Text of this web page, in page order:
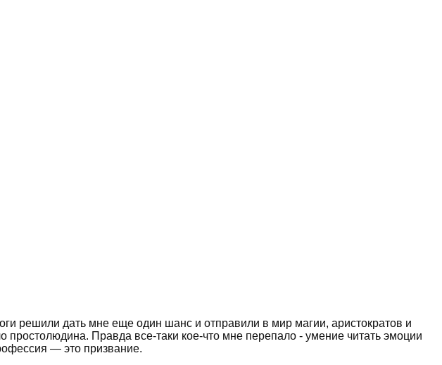
решили дать мне еще один шанс и отправили в мир магии, аристократов и
Правда все-таки кое-что мне перепало - умение читать эмоции
— это призвание.